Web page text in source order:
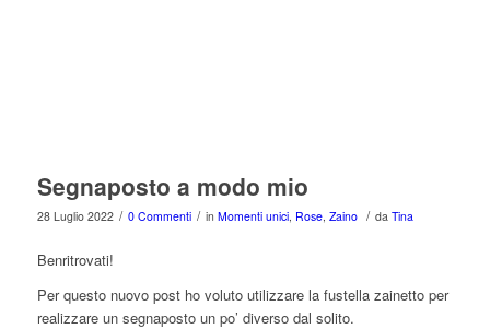
Segnaposto a modo mio
28 Luglio 2022 / 0 Commenti / in Momenti unici, Rose, Zaino / da Tina
Benritrovati!
Per questo nuovo post ho voluto utilizzare la fustella zainetto per
realizzare un segnaposto un po’ diverso dal solito.